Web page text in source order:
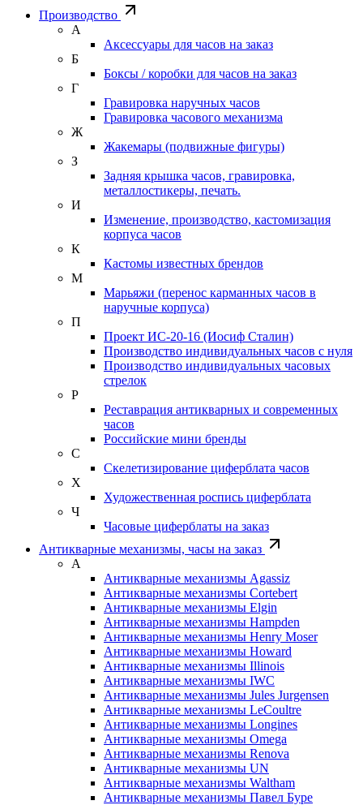
Производство
А
Аксессуары для часов на заказ
Б
Боксы / коробки для часов на заказ
Г
Гравировка наручных часов
Гравировка часового механизма
Ж
Жакемары (подвижные фигуры)
З
Задняя крышка часов, гравировка,
металлостикеры, печать.
И
Изменение, производство, кастомизация
корпуса часов
К
Кастомы известных брендов
М
Марьяжи (перенос карманных часов в
наручные корпуса)
П
Проект ИС-20-16 (Иосиф Сталин)
Производство индивидуальных часов с нуля
Производство индивидуальных часовых
стрелок
Р
Реставрация антикварных и современных
часов
Российские мини бренды
С
Скелетизирование циферблата часов
Х
Художественная роспись циферблата
Ч
Часовые циферблаты на заказ
Антикварные механизмы, часы на заказ
А
Антикварные механизмы Agassiz
Антикварные механизмы Cortebert
Антикварные механизмы Elgin
Антикварные механизмы Hampden
Антикварные механизмы Henry Moser
Антикварные механизмы Howard
Антикварные механизмы Illinois
Антикварные механизмы IWC
Антикварные механизмы Jules Jurgensen
Антикварные механизмы LeCoultre
Антикварные механизмы Longines
Антикварные механизмы Omega
Антикварные механизмы Renova
Антикварные механизмы UN
Антикварные механизмы Waltham
Антикварные механизмы Павел Буре